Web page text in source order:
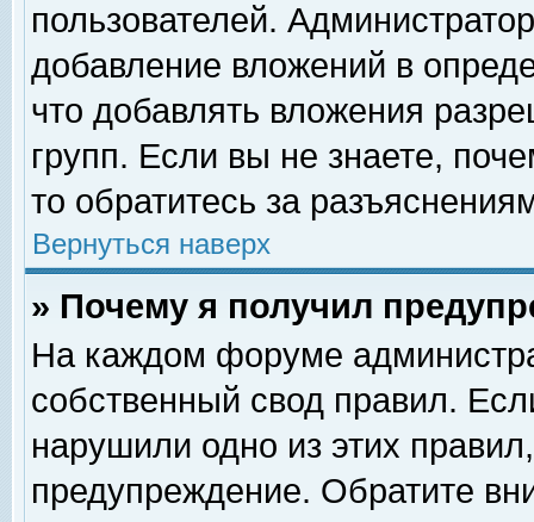
пользователей.
добавление вложений в
что добавлять вложения
групп. Если вы не знаете,
то обратитесь за
Вернуться наверх
» Почему я получил
На каждом форуме
собственный свод правил.
нарушили одно из этих
предупреждение. Обратите